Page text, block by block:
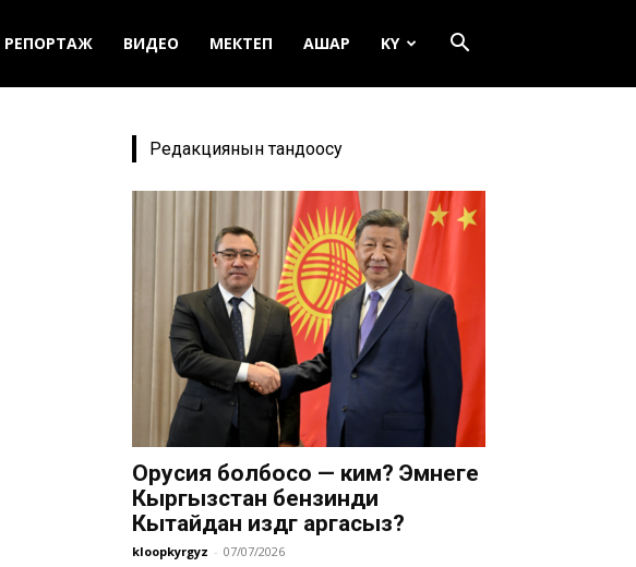
РЕПОРТАЖ ВИДЕО МЕКТЕП АШАР KY
Редакциянын тандоосу
Орусия болбосо — ким? Эмнеге
Кыргызстан бензинди
Кытайдан издөөгө аргасыз?
kloopkyrgyz - 07/07/2026